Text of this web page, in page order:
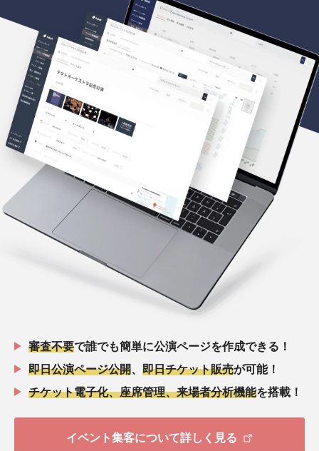
審査不要で誰でも簡単に公演ページを作成できる！
即日公演ページ公開
即日チケット販売が可能！
チケット電子化、座席管理、来場者分析機能を搭載！
イベント集客について詳しく見る